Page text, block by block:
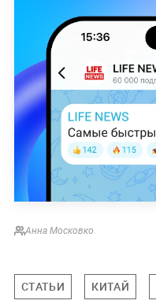
Анна Московко
СТАТЬИ КИТАЙ